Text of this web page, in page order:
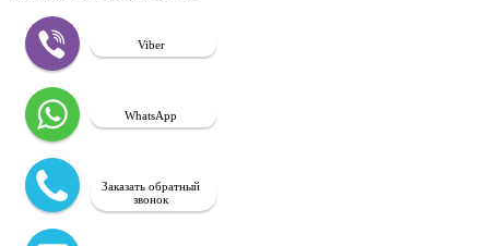
Viber
WhatsApp
Заказать обратный
звонок